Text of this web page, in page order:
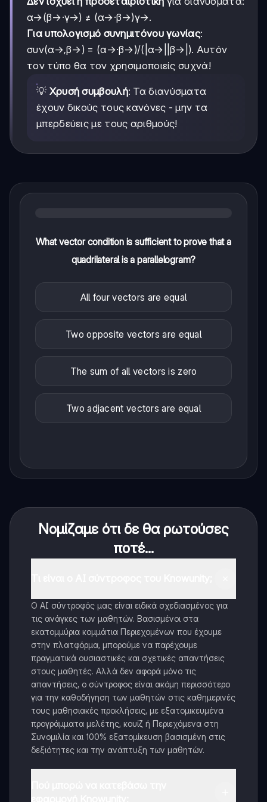
α→(β→·γ→) ≠ (α→·β→)γ→.
Για υπολογισμό συνημιτόνου γωνίας:
συν(α→,β→) = (α→·β→)/(|α→||β→|). Αυτόν
τον τύπο θα τον χρησιμοποιείς συχνά!
💡 Χρυσή συμβουλή: Τα διανύσματα
έχουν δικούς τους κανόνες - μην τα
μπερδεύεις με τους αριθμούς!
What vector condition is sufficient to prove that a
quadrilateral is a parallelogram?
All four vectors are equal
Two opposite vectors are equal
The sum of all vectors is zero
Two adjacent vectors are equal
Νομίζαμε ότι δε θα ρωτούσες
ποτέ...
Ο AI σύντροφός μας είναι ειδικά σχεδιασμένος για
τις ανάγκες των μαθητών. Βασισμένοι στα
εκατομμύρια κομμάτια Περιεχομένων που έχουμε
στην πλατφόρμα, μπορούμε να παρέχουμε
πραγματικά ουσιαστικές και σχετικές απαντήσεις
στους μαθητές. Αλλά δεν αφορά μόνο τις
απαντήσεις, ο σύντροφος είναι ακόμη περισσότερο
για την καθοδήγηση των μαθητών στις καθημερινές
τους μαθησιακές προκλήσεις, με εξατομικευμένα
προγράμματα μελέτης, κουίζ ή Περιεχόμενα στη
Συνομιλία και 100% εξατομίκευση βασισμένη στις
δεξιότητες και την ανάπτυξη των μαθητών.